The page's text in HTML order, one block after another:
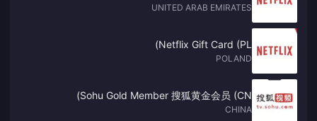
UNITED ARAB EMIRATES
Netflix Gift Card (PL)
POLAND
Sohu Gold Member 搜狐黄金会员 (CN)
CHINA